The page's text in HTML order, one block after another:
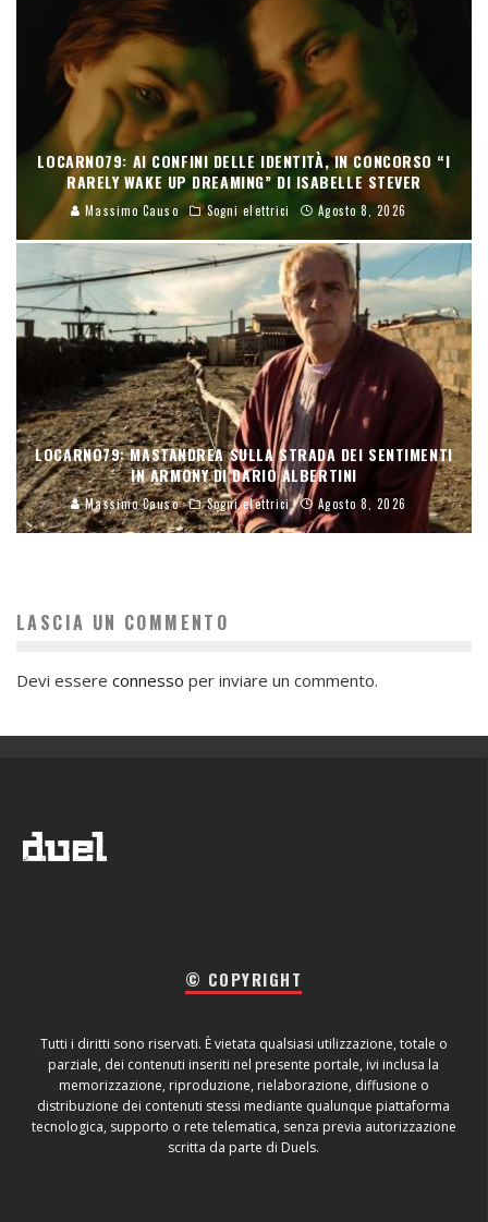
LOCARNO79: AI CONFINI DELLE IDENTITÀ, IN CONCORSO “I
RARELY WAKE UP DREAMING” DI ISABELLE STEVER
Massimo Causo Sogni elettrici Agosto 8, 2026
LOCARNO79: MASTANDREA SULLA STRADA DEI SENTIMENTI
IN ARMONY DI DARIO ALBERTINI
Massimo Causo Sogni elettrici Agosto 8, 2026
LASCIA UN COMMENTO
Devi essere connesso per inviare un commento.
© COPYRIGHT
Tutti i diritti sono riservati. È vietata qualsiasi utilizzazione, totale o
parziale, dei contenuti inseriti nel presente portale, ivi inclusa la
memorizzazione, riproduzione, rielaborazione, diffusione o
distribuzione dei contenuti stessi mediante qualunque piattaforma
tecnologica, supporto o rete telematica, senza previa autorizzazione
scritta da parte di Duels.